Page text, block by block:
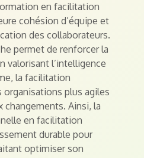
en facilitation
cohésion d’équipe et
des collaborateurs.
permet de renforcer la
valorisant l’intelligence
la facilitation
organisations plus agiles
changements. Ainsi, la
en facilitation
durable pour
optimiser son